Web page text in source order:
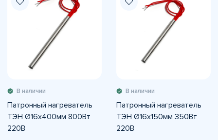
В наличии
Патронный нагреватель
ТЭН Ø16х400мм 800Вт
220В
В наличии
Патронный нагреватель
ТЭН Ø16х150мм 350Вт
220В